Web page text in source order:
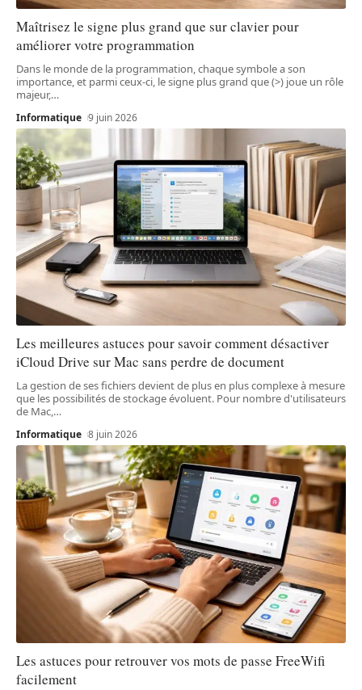
Maîtrisez le signe plus grand que sur clavier pour
améliorer votre programmation
Dans le monde de la programmation, chaque symbole a son
importance, et parmi ceux-ci, le signe plus grand que (>) joue un rôle
majeur,…
Informatique 9 juin 2026
Les meilleures astuces pour savoir comment désactiver
iCloud Drive sur Mac sans perdre de document
La gestion de ses fichiers devient de plus en plus complexe à mesure
que les possibilités de stockage évoluent. Pour nombre d'utilisateurs
de Mac,…
Informatique 8 juin 2026
Les astuces pour retrouver vos mots de passe FreeWifi
facilement